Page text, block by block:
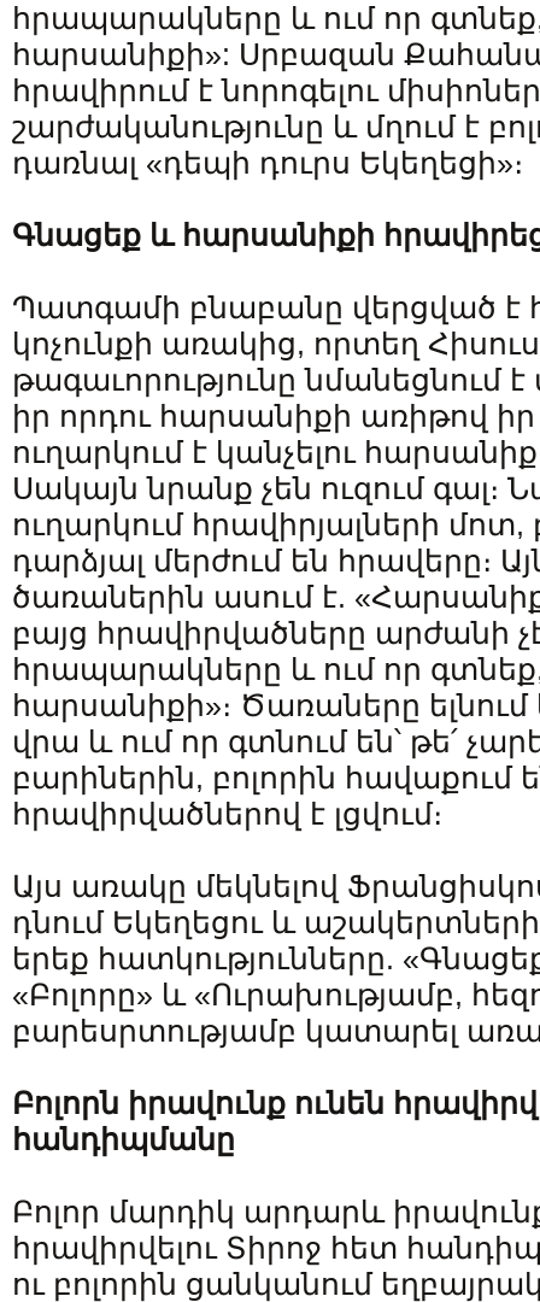
հրապարակները և ում որ գտնեք,
հարսանիքի»: Սրբազան
հրավիրում է նորոգելու
շարժականությունը և մղում է
դառնալ «դեպի դուրս Եկեղեցի»։
Գնացեք և հարսանիքի
Պատգամի բնաբանը վերցված է
կոչունքի առակից, որտեղ
թագաւորությունը նմանեցնում
իր որդու հարսանիքի առիթով
ուղարկում է կանչելու
Սակայն նրանք չեն ուզում գալ։
ուղարկում հրավիրյալների մոտ,
դարձյալ մերժում են հրավերը։
ծառաներին ասում է.
բայց հրավիրվածները արժանի
հրապարակները և ում որ գտնեք,
հարսանիքի»։ Ծառաները
վրա և ում որ գտնում են՝ թե՛
բարիներին, բոլորին հավաքում
հրավիրվածներով է լցվում։
Այս առակը մեկնելով
դնում Եկեղեցու և
երեք հատկությունները.
«Բոլորը» և «Ուրախությամբ,
բարեսրտությամբ կատարել
Բոլորն իրավունք ունեն
հանդիպմանը
Բոլոր մարդիկ արդարև
հրավիրվելու Տիրոջ հետ
ու բոլորին ցանկանում